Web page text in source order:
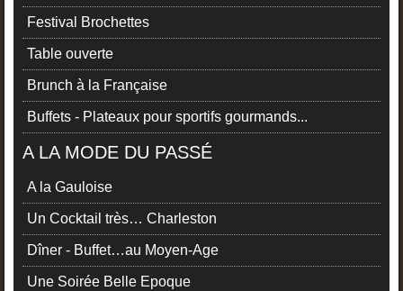
Festival Brochettes
Table ouverte
Brunch à la Française
Buffets - Plateaux pour sportifs gourmands...
A LA MODE DU PASSÉ
A la Gauloise
Un Cocktail très… Charleston
Dîner - Buffet…au Moyen-Age
Une Soirée Belle Epoque